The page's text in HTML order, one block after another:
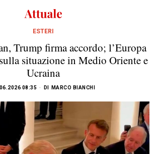
ESTERI
Trump firma accordo; l’Europa
situazione in Medio Oriente e
Ucraina
08:35 DI MARCO BIANCHI